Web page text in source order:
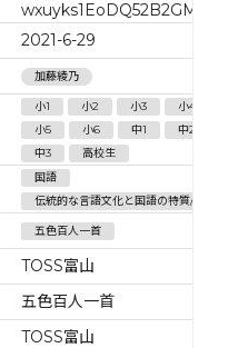
wxuyks1EoDQ52B2GM5U0
2021-6-29
加藤綾乃
小1 小2 小3
小4
小5
小6 中1
中2
中3
高校生
国語
伝統的な言語文化と国語の特質/その他
五色百人一首
TOSS富山
五色百人一首
TOSS富山